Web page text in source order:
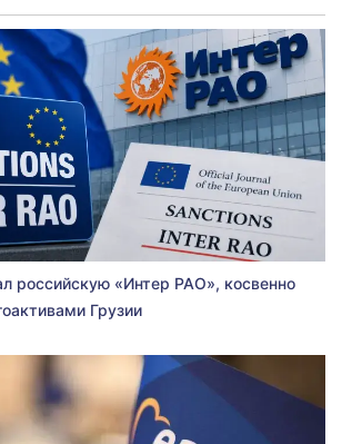
российскую «Интер РАО», косвенно
Грузии